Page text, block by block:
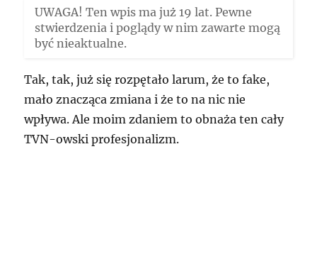
UWAGA! Ten wpis ma już 19 lat. Pewne
stwierdzenia i poglądy w nim zawarte mogą
być nieaktualne.
Tak, tak, już się rozpętało larum, że to fake,
mało znacząca zmiana i że to na nic nie
wpływa. Ale moim zdaniem to obnaża ten cały
TVN-owski profesjonalizm.